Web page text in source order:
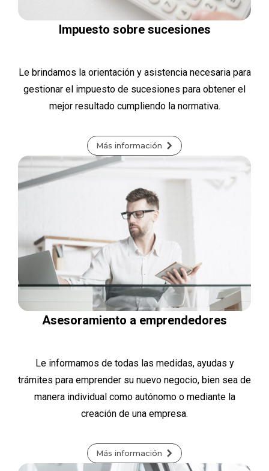
Impuesto sobre sucesiones
Le brindamos la orientación y asistencia necesaria para
gestionar el impuesto de sucesiones para obtener el
mejor resultado cumpliendo la normativa.
Más información
Asesoramiento a emprendedores
Le informamos de todas las medidas, ayudas y
trámites para emprender su nuevo negocio, bien sea de
manera individual como autónomo o mediante la
creación de una empresa.
Más información